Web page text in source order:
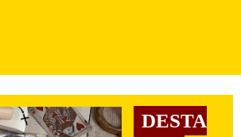
DESTA